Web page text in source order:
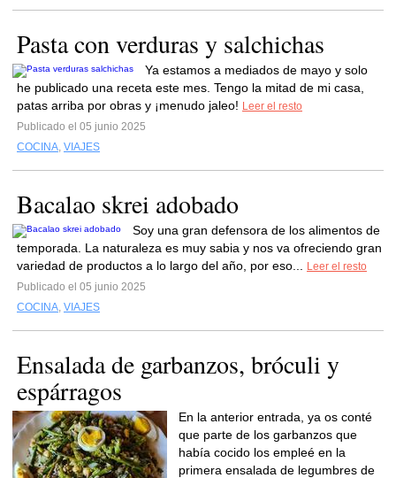
Pasta con verduras y salchichas
Ya estamos a mediados de mayo y solo
he publicado una receta este mes. Tengo la mitad de mi casa,
patas arriba por obras y ¡menudo jaleo! Leer el resto
Publicado el 05 junio 2025
COCINA, VIAJES
Bacalao skrei adobado
Soy una gran defensora de los alimentos de
temporada. La naturaleza es muy sabia y nos va ofreciendo gran
variedad de productos a lo largo del año, por eso...
Leer el resto
Publicado el 05 junio 2025
COCINA, VIAJES
Ensalada de garbanzos, bróculi y
espárragos
En la anterior entrada, ya os conté
que parte de los garbanzos que
había cocido los empleé en la
primera ensalada de legumbres de